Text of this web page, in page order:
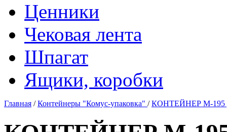
Ценники
Чековая лента
Шпагат
Ящики, коробки
Главная /Контейнеры "Комус-упаковка" /КОНТЕЙНЕР М-195